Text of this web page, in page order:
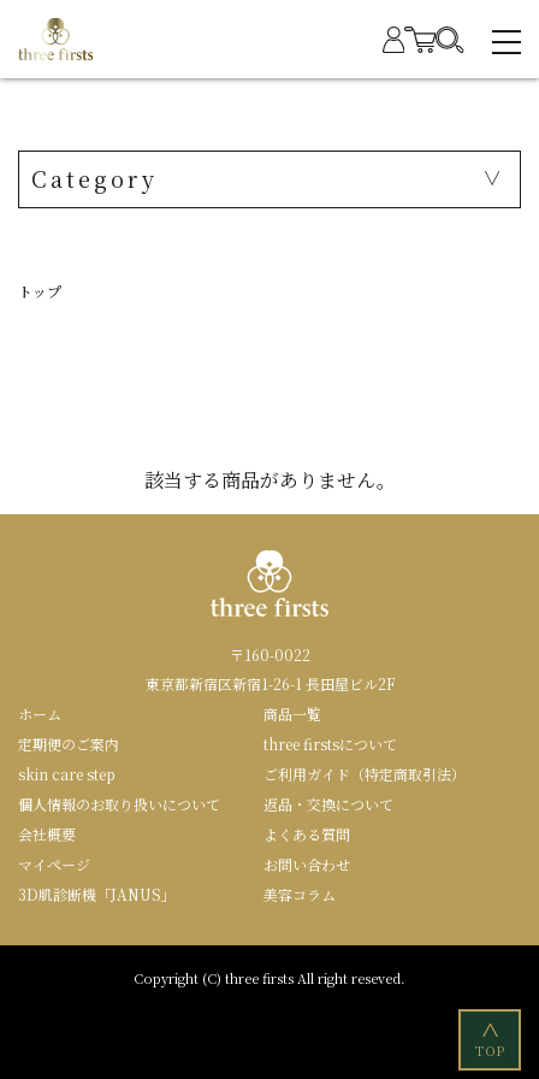
Category
トップ
該当する商品がありません。
〒160-0022
東京都新宿区新宿1-26-1 長田屋ビル2F
ホーム
商品一覧
定期便のご案内
three firstsについて
skin care step
ご利用ガイド（特定商取引法）
個人情報のお取り扱いについて
返品・交換について
会社概要
よくある質問
マイページ
お問い合わせ
3D肌診断機「JANUS」
美容コラム
Copyright (C) three firsts All right reseved.
<
TOP